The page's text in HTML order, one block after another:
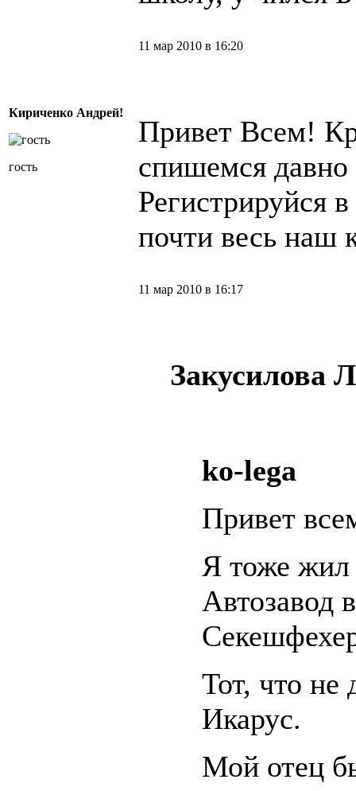
Кириченко Андрей!
гость
11 мар 2010 в 16:20
Привет Всем!
спишемся
Регистрируйся
почти весь наш
11 мар 2010 в 16:17
Закусилова
ko-lega
Привет
Я тоже жил
Автозавод в
Тот, что не
Икарус.
Мой отец